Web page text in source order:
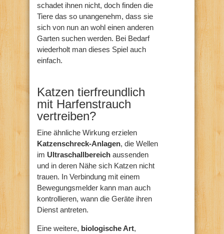
schadet ihnen nicht, doch finden die
Tiere das so unangenehm, dass sie
sich von nun an wohl einen anderen
Garten suchen werden. Bei Bedarf
wiederholt man dieses Spiel auch
einfach.
Katzen tierfreundlich
mit Harfenstrauch
vertreiben?
Eine ähnliche Wirkung erzielen
Katzenschreck-Anlagen, die Wellen
im Ultraschallbereich aussenden
und in deren Nähe sich Katzen nicht
trauen. In Verbindung mit einem
Bewegungsmelder kann man auch
kontrollieren, wann die Geräte ihren
Dienst antreten.
Eine weitere, biologische Art,